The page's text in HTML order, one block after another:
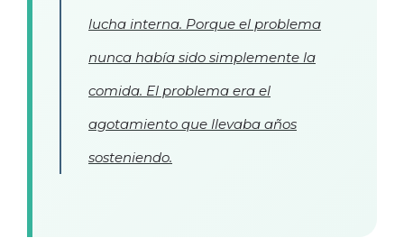
lucha interna. Porque el problema
nunca había sido simplemente la
comida. El problema era el
agotamiento que llevaba años
sosteniendo.